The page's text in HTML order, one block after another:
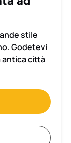
stile
Godetevi
antica città